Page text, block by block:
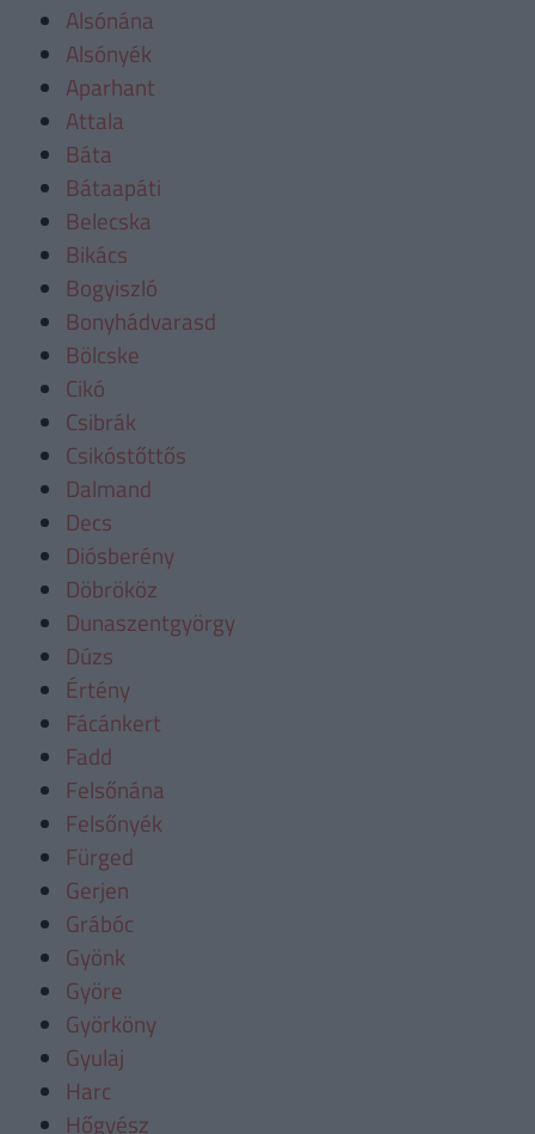
Alsónána
Alsónyék
Aparhant
Attala
Báta
Bátaapáti
Belecska
Bikács
Bogyiszló
Bonyhádvarasd
Bölcske
Cikó
Csibrák
Csikóstőttős
Dalmand
Decs
Diósberény
Döbrököz
Dunaszentgyörgy
Dúzs
Értény
Fácánkert
Fadd
Felsőnána
Felsőnyék
Fürged
Gerjen
Grábóc
Gyönk
Györe
Györköny
Gyulaj
Harc
Hőgyész